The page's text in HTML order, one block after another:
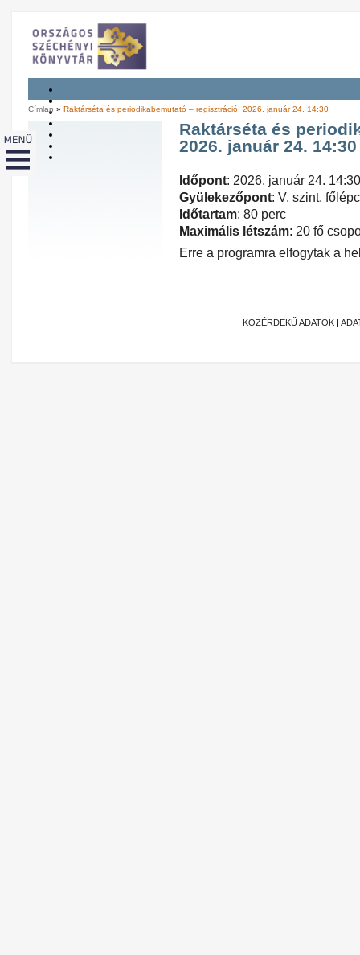
Címlap » Raktárséta és periodikabemutató – regisztráció, 2026. január 24. 14:30
Raktárséta és
2026. január 24. 14:30
Időpont: 2026. január 24. 14:30
Gyülekezőpont: V. szint,
Időtartam: 80 perc
Maximális létszám: 20 fő
Erre a programra elfogytak a
KÖZÉRDEKŰ ADATOK|